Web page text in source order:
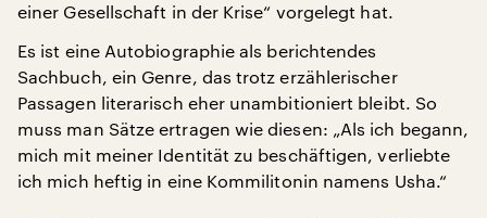
einer Gesellschaft in der Krise“ vorgelegt hat.
Es ist eine Autobiographie als berichtendes
Sachbuch, ein Genre, das trotz erzählerischer
Passagen literarisch eher unambitioniert bleibt. So
muss man Sätze ertragen wie diesen: „Als ich begann,
mich mit meiner Identität zu beschäftigen, verliebte
ich mich heftig in eine Kommilitonin namens Usha.“